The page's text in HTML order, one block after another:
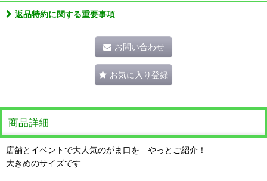
返品特約に関する重要事項
お問い合わせ
お気に入り登録
商品詳細
店舗とイベントで大人気のがま口を やっとご紹介！
大きめのサイズです